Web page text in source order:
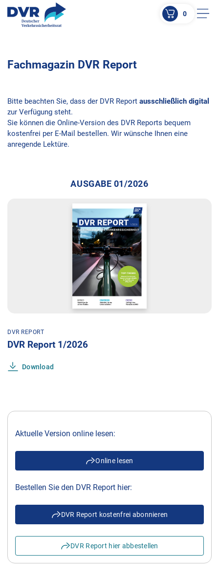
ZUR SUCHE SPRINGEN
0
Fachmagazin DVR Report
Bitte beachten Sie, dass der DVR Report ausschließlich digital
zur Verfügung steht.
Sie können die Online-Version des DVR Reports bequem
kostenfrei per E-Mail bestellen. Wir wünsche Ihnen eine
anregende Lektüre.
AUSGABE 01/2026
DVR REPORT
DVR Report 1/2026
Download
Aktuelle Version online lesen:
Online lesen
Bestellen Sie den DVR Report hier:
DVR Report kostenfrei abonnieren
DVR Report hier abbestellen